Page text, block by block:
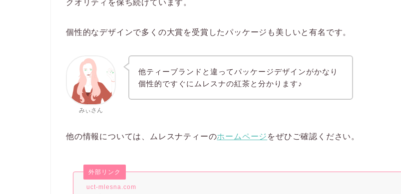
クオリティを保ち続けています。
個性的なデザインで多くの大賞を受賞したパッケージも美しいと有名です。
みぃさん
他ティーブランドと違ってパッケージデザインがかなり
個性的ですぐにムレスナの紅茶と分かります♪
他の情報については、ムレスナティーのホームページ をぜひご確認ください。
uct-mlesna.com
外部リンク